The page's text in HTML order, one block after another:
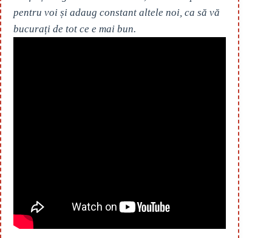
pentru voi și adaug constant altele noi, ca să vă
bucurați de tot ce e mai bun.